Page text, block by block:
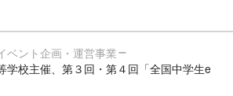
ベント企画・運営事業
学校主催、第３回・第４回「全国中学生e